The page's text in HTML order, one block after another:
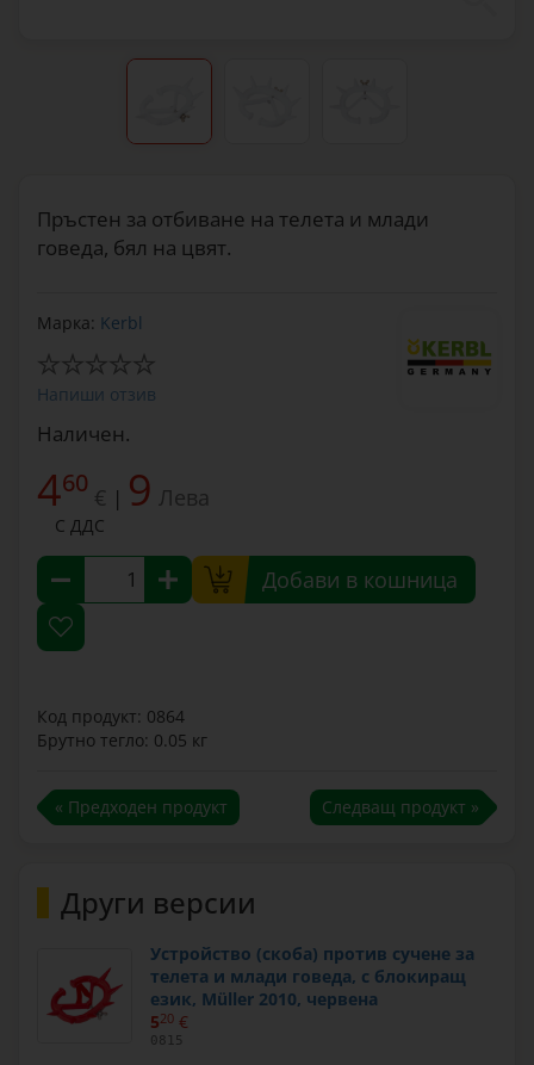
Пръстен за отбиване на телета и млади
говеда, бял на цвят.
Марка: Kerbl
Напиши отзив
Наличен.
460 € | 9 Лева
С ДДС
Добави в кошница
Код продукт: 0864
Брутно тегло: 0.05 кг
« Предходен продукт Следващ продукт »
Други версии
Устройство (скоба) против сучене за
телета и млади говеда, с блокиращ
език, Müller 2010, червена
520 €
0815